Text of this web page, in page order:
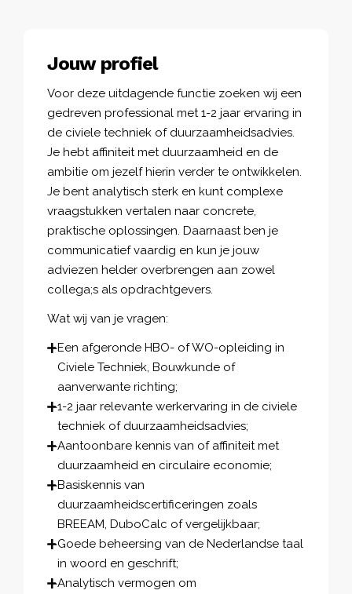
Jouw profiel
Voor deze uitdagende functie zoeken wij een
gedreven professional met 1-2 jaar ervaring in
de civiele techniek of duurzaamheidsadvies.
Je hebt affiniteit met duurzaamheid en de
ambitie om jezelf hierin verder te ontwikkelen.
Je bent analytisch sterk en kunt complexe
vraagstukken vertalen naar concrete,
praktische oplossingen. Daarnaast ben je
communicatief vaardig en kun je jouw
adviezen helder overbrengen aan zowel
collega;s als opdrachtgevers.
Wat wij van je vragen:
Een afgeronde HBO- of WO-opleiding in
Civiele Techniek, Bouwkunde of
aanverwante richting;
1-2 jaar relevante werkervaring in de civiele
techniek of duurzaamheidsadvies;
Aantoonbare kennis van of affiniteit met
duurzaamheid en circulaire economie;
Basiskennis van
duurzaamheidscertificeringen zoals
BREEAM, DuboCalc of vergelijkbaar;
Goede beheersing van de Nederlandse taal
in woord en geschrift;
Analytisch vermogen om